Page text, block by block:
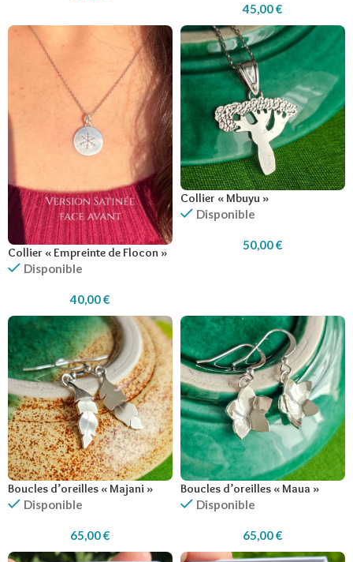
45,00€
Collier « Empreinte de Flocon »
Disponible
40,00€
Collier « Mbuyu »
Disponible
50,00€
Boucles d’oreilles « Majani »
Disponible
65,00€
Boucles d’oreilles « Maua »
Disponible
65,00€